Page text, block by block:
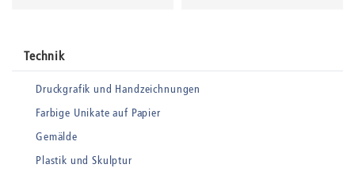
Technik
Druckgrafik und Handzeichnungen
Farbige Unikate auf Papier
Gemälde
Plastik und Skulptur